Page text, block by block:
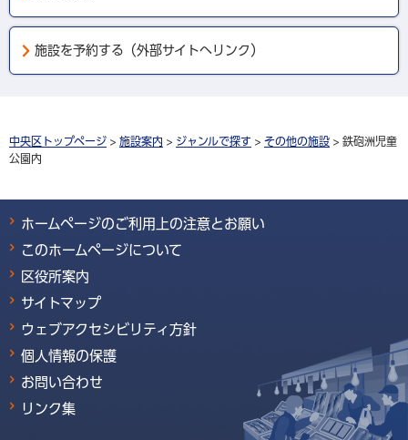
施設を予約する（外部サイトへリンク）
中央区トップページ > 施設案内 > ジャンルで探す > その他の施設 > 鉄砲洲児童
公園内
ホームページのご利用上の注意とお願い
このホームページについて
区役所案内
サイトマップ
ウェブアクセシビリティ方針
個人情報の保護
お問い合わせ
リンク集